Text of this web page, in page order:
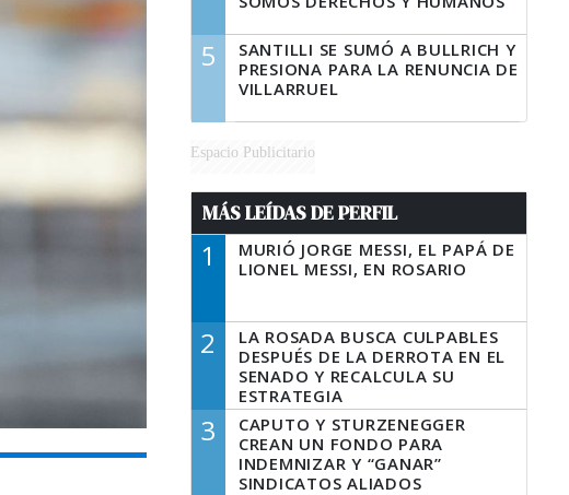
5
SANTILLI SE SUMÓ A BULLRICH Y
PRESIONA PARA LA RENUNCIA DE
VILLARRUEL
Espacio Publicitario
MÁS LEÍDAS DE PERFIL
1
MURIÓ JORGE MESSI, EL PAPÁ DE
LIONEL MESSI, EN ROSARIO
2
LA ROSADA BUSCA CULPABLES
DESPUÉS DE LA DERROTA EN EL
SENADO Y RECALCULA SU
ESTRATEGIA
3
CAPUTO Y STURZENEGGER
CREAN UN FONDO PARA
INDEMNIZAR Y “GANAR”
SINDICATOS ALIADOS